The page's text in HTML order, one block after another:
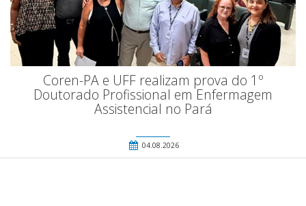
Coren-PA e UFF realizam prova do 1º
Doutorado Profissional em Enfermagem
Assistencial no Pará
04.08.2026